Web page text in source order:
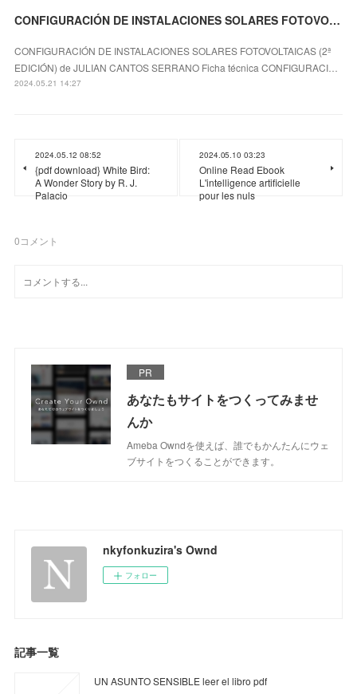
CONFIGURACIÓN DE INSTALACIONES SOLARES FOTOVOLTAICAS (2ª EDICIÓN) leer epub gratis
CONFIGURACIÓN DE INSTALACIONES SOLARES FOTOVOLTAICAS (2ª
EDICIÓN) de JULIAN CANTOS SERRANO Ficha técnica CONFIGURACI…
2024.05.21 14:27
2024.05.12 08:52
{pdf download} White Bird:
A Wonder Story by R. J.
Palacio
2024.05.10 03:23
Online Read Ebook
L'intelligence artificielle
pour les nuls
0コメント
PR
あなたもサイトをつくってみませ
んか
Ameba Owndを使えば、誰でもかんたんにウェ
ブサイトをつくることができます。
nkyfonkuzira's Ownd
フォロー
記事一覧
UN ASUNTO SENSIBLE leer el libro pdf